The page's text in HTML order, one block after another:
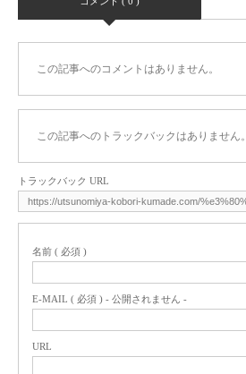
この記事へのコメントはありません。
この記事へのトラックバックはありません。
トラックバック URL
名前 ( 必須 )
E-MAIL ( 必須 ) - 公開されません -
URL